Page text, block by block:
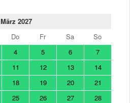
März 2027
Do Fr Sa
So
4 5 6
7
11 12 13
14
18 19 20
21
25 26 27
28